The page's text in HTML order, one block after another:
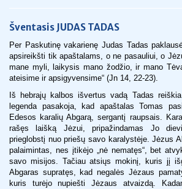
Šventasis JUDAS TADAS
Per Paskutinę vakarienę Judas Tadas
apsireikšti tik apaštalams, o ne pasauliui, o
mane myli, laikysis mano žodžio, ir mano
ateisime ir apsigyvensime“ (Jn 14, 22-23).
Iš hebrajų kalbos išvertus vadą Tadas
legenda pasakoja, kad apaštalas Tomas
Edesos karalių Abgarą, sergantį raupsais.
rašęs laišką Jėzui, pripažindamas Jo
prieglobstį nuo priešų savo karalystėje. Jėzus
palaimintas, nes įtikėjo „nė nematęs“, bet
savo misijos. Tačiau atsiųs mokinį, kuris jį
Abgaras supratęs, kad negalės Jėzaus
kuris turėjo nupiešti Jėzaus atvaizdą.